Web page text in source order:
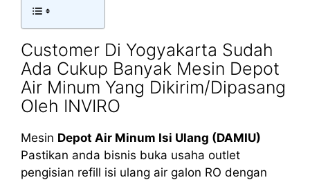
Customer Di Yogyakarta Sudah
Ada Cukup Banyak Mesin Depot
Air Minum Yang Dikirim/Dipasang
Oleh INVIRO
Mesin Depot Air Minum Isi Ulang (DAMIU)
Pastikan anda bisnis buka usaha outlet
pengisian refill isi ulang air galon RO dengan